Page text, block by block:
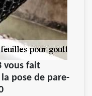
vous fait
pose de pare-